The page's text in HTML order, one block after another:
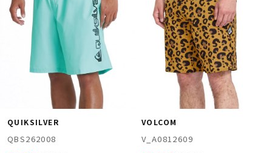
QUIKSILVER
QBS262008
VOLCOM
V_A0812609